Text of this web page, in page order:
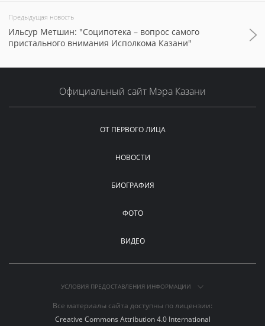
Предыдущая новость
Ильсур Метшин: "Соципотека – вопрос самого
пристального внимания Исполкома Казани"
Официальный сайт Мэра Казани
ОТ ПЕРВОГО ЛИЦА
НОВОСТИ
БИОГРАФИЯ
ФОТО
ВИДЕО
УСЛОВИЯ ПРЕДОСТАВЛЕНИЯ ИНФОРМАЦИИ
Все материалы сайта доступны по лицензии:
Creative Commons Attribution 4.0 International